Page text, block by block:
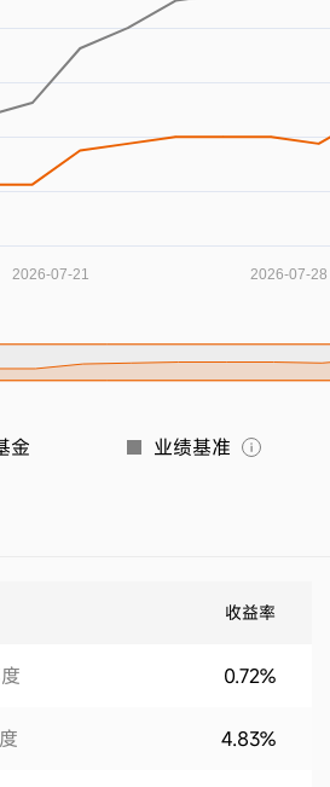
金 业绩基准
收益率
0.72%
4.83%